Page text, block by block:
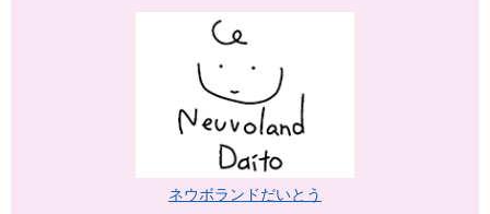
ネウボランドだいとう